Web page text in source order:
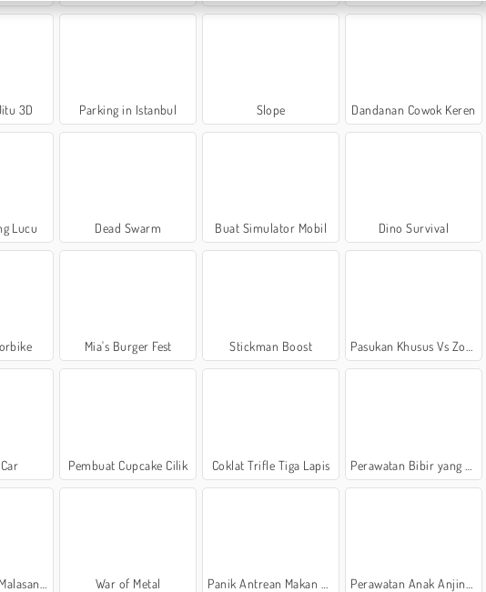
3D Parking in Istanbul Slope Dandanan Cowok Keren
Lucu Dead Swarm Buat Simulator Mobil Dino Survival
Mia's Burger Fest Stickman Boost Pasukan Khusus Vs Zombi
Pembuat Cupcake Cilik Coklat Trifle Tiga Lapis Perawatan Bibir yang Menyenangkan
Restoran War of Metal Panik Antrean Makan Siang Perawatan Anak Anjing yang Mengasyikkan